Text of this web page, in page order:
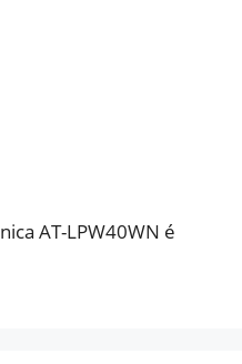
AT-LPW40WN é